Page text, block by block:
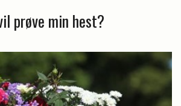
prøve min hest?